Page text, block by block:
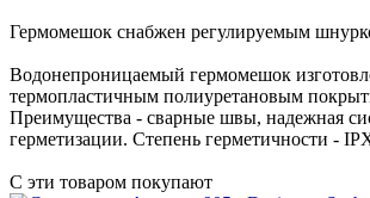
Гермомешок снабжен регулируемым
Водонепроницаемый гермомешок
термопластичным полиуретановым
Преимущества - сварные швы, надежная
герметизации. Степень герметичности -
С эти товаром покупают